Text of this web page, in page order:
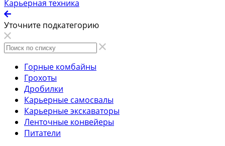
Карьерная техника
Уточните подкатегорию
Горные комбайны
Грохоты
Дробилки
Карьерные самосвалы
Карьерные экскаваторы
Ленточные конвейеры
Питатели